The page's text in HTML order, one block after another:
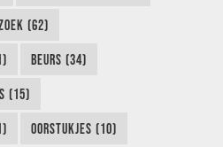
(62)
BEURS (34)
(15)
OORSTUKJES (10)